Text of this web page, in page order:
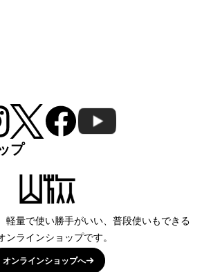
プ
軽量で使い勝手がいい、普段使いもできる
ラインショップです。
オンラインショップへ